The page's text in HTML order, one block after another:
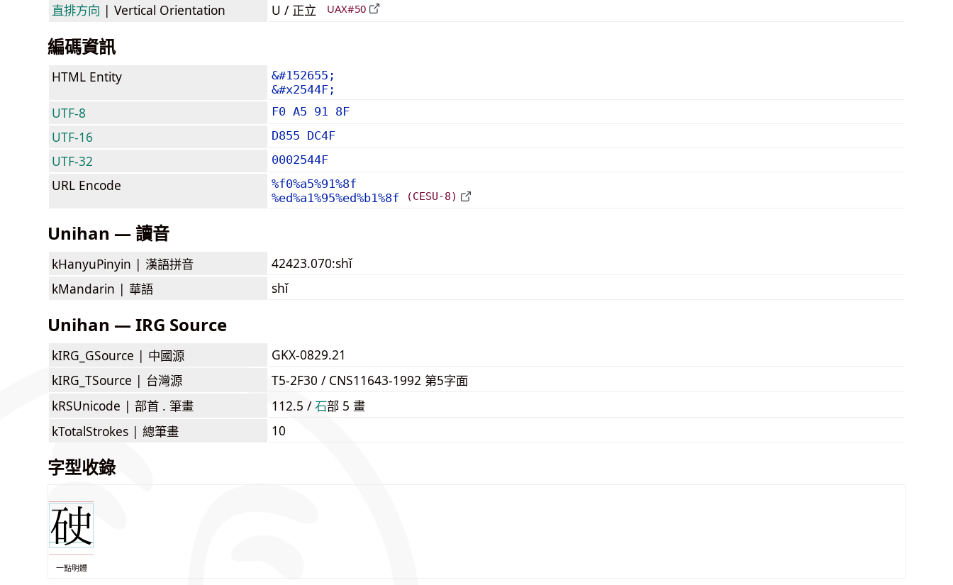
直排方向 | Vertical Orientation U / 正立 UAX#50
編碼資訊
HTML Entity
&#152655;
&#x2544F;
UTF-8 F0 A5 91 8F
UTF-16 D855 DC4F
UTF-32 0002544F
URL Encode
%f0%a5%91%8f
%ed%a1%95%ed%b1%8f
(CESU-8)
Unihan — 讀音
kHanyuPinyin | 漢語拼音
42423.070:shǐ
kMandarin | 華語 shǐ
Unihan — IRG Source
kIRG_GSource | 中國源
GKX-0829.21
kIRG_TSource | 台灣源
T5-2F30 / CNS11643-1992 第5字面
kRSUnicode | 部首 . 筆畫 112.5 /⽯部 5 畫
kTotalStrokes | 總筆畫 10
字型收錄
一點明體